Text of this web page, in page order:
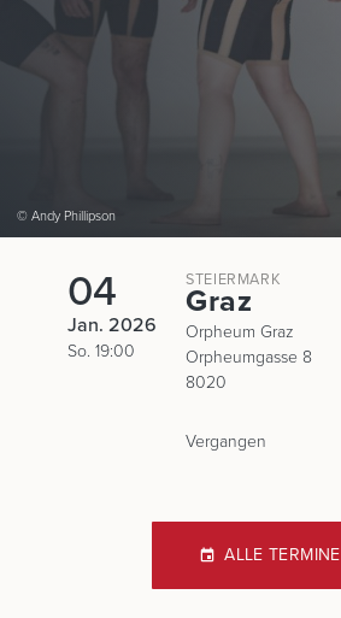
© Andy Phillipson
04
Jan. 2026
So. 19:00
STEIERMARK
Graz
Orpheum Graz
Orpheumgasse 8
8020
Vergangen
ALLE TERMINE